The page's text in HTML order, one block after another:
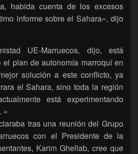
habida cuenta de los excesos
informe sobre el Sahara», dijo
UE-Marruecos, dijo, está
plan de autonomía marroquí en
solución a este conflicto, ya
el Sahara, sino toda la región
está experimentando
«
tras una reunión del Grupo
con el Presidente de la
Karim Ghellab, cree que